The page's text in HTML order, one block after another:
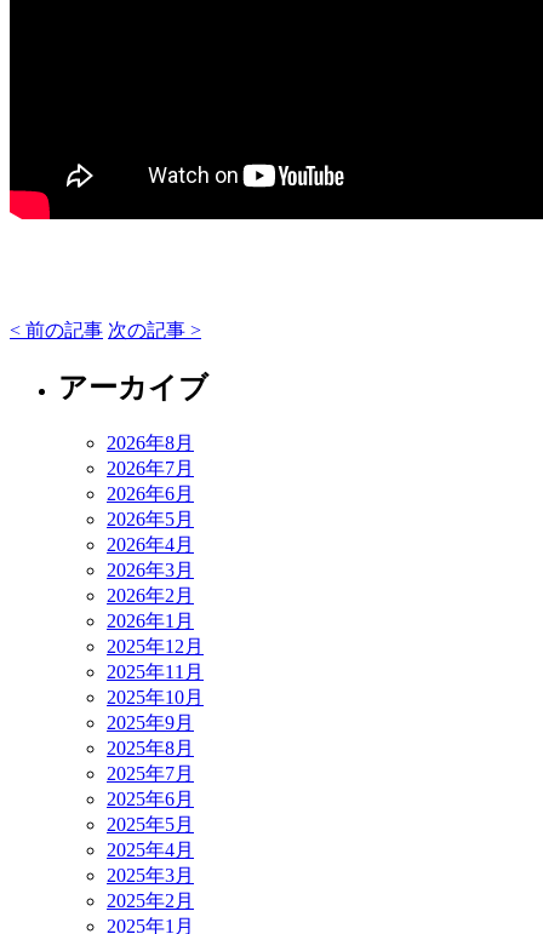
< 前の記事 次の記事 >
アーカイブ
2026年8月
2026年7月
2026年6月
2026年5月
2026年4月
2026年3月
2026年2月
2026年1月
2025年12月
2025年11月
2025年10月
2025年9月
2025年8月
2025年7月
2025年6月
2025年5月
2025年4月
2025年3月
2025年2月
2025年1月